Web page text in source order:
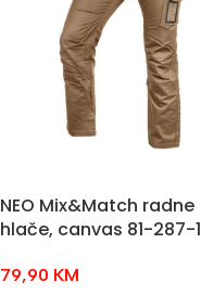
NEO Mix&Match radne
hlače, canvas 81-287-1
79,90 KM